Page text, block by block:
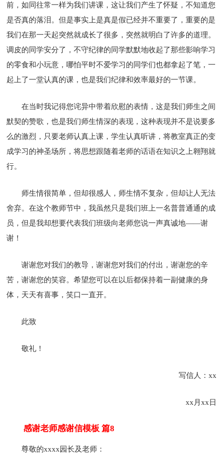
前，如同往常一样为我们讲课，这让我们产生了怀疑，不知道您
是否真的落泪。但是事实上是真是假已经并不重要了，重要的是
我们在那一天起突然就成长了很多，突然就明白了许多的道理。
调皮的同学安分了，不守纪律的同学默默地收起了那些影响学习
的零食和小玩意，哪怕平时不爱学习的同学们也都拿起了笔，一
起上了一堂认真的课，也是我们纪律和效率最好的一节课。
在当时我记得您诧异中带着欣慰的表情，这是我们师生之间
默契的赞歌，也是我们师生情深的表现，这种表现并不是说要多
么的激烈，只要老师认真上课，学生认真听讲，将教室真正的变
成学习的神圣场所，将思想跟随着老师的话语在知识之上翱翔就
行。
师生情很简单，但却很感人，师生情不复杂，但却让人无法
舍弃。在这个教师节中，我虽然只是我们班上一名普普通通的成
员，但是我却想要代表我们班级向老师您说一声真诚地——谢
谢！
谢谢您对我们的教导，谢谢您对我们的付出，谢谢您的辛
苦，谢谢您的笑容。希望您可以在以后都保持着一副健康的身
体，天天有喜事，笑口一直开。
此致
敬礼！
写信人：xx
xx月xx日
感谢老师感谢信模板 篇8
尊敬的xxxx园长及老师：